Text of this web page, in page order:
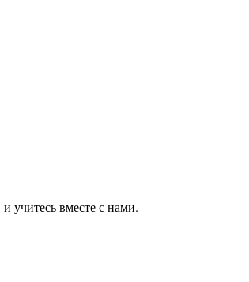
учитесь вместе с нами.